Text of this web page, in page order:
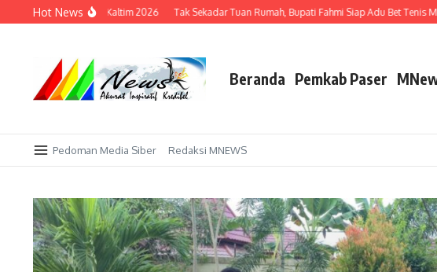
Lewati ke konten
Hot News
Porprov Kaltim 2026 Tak Sekadar Tuan Rumah, Bupati Fahmi Siap Adu Bet Tenis Meja
Beranda Pemkab Paser
Pedoman Media Siber Redaksi MNEWS